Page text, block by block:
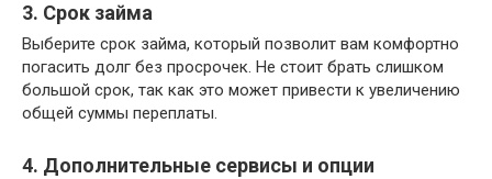
3. Срок займа
Выберите срок займа, который позволит вам комфортно
погасить долг без просрочек. Не стоит брать слишком
большой срок, так как это может привести к увеличению
общей суммы переплаты.
4. Дополнительные сервисы и опции